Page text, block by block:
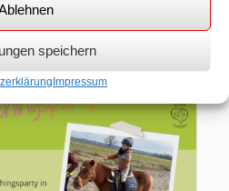
speichern
Impressum
2026